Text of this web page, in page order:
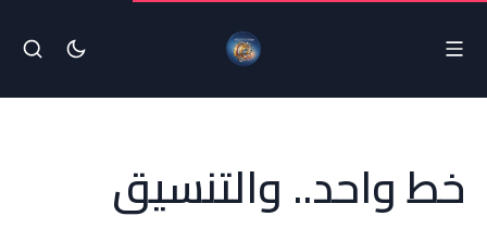
خط واحد.. والتنسيق